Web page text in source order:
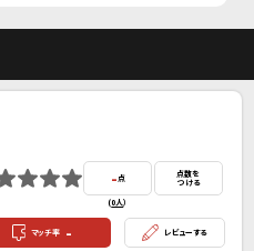
-点
(0人）
点数を
つける
マッチ率 - レビューする